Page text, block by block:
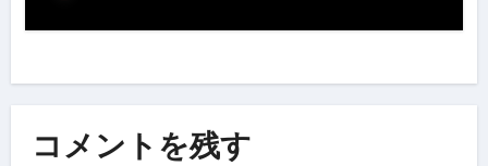
コメントを残す